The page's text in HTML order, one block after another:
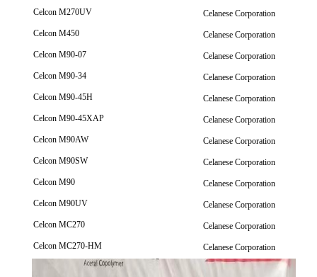
Celcon M270UV
Celanese Corporation
Celcon M450
Celanese Corporation
Celcon M90-07
Celanese Corporation
Celcon M90-34
Celanese Corporation
Celcon M90-45H
Celanese Corporation
Celcon M90-45XAP
Celanese Corporation
Celcon M90AW
Celanese Corporation
Celcon M90SW
Celanese Corporation
Celcon M90
Celanese Corporation
Celcon M90UV
Celanese Corporation
Celcon MC270
Celanese Corporation
Celcon MC270-HM
Celanese Corporation